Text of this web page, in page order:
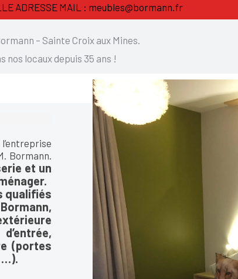
ADRESSE MAIL : meubles@bormann.fr
– Sainte Croix aux Mines.
nos locaux depuis 35 ans !
Bormann.
et un
qualifiés
(portes
…).